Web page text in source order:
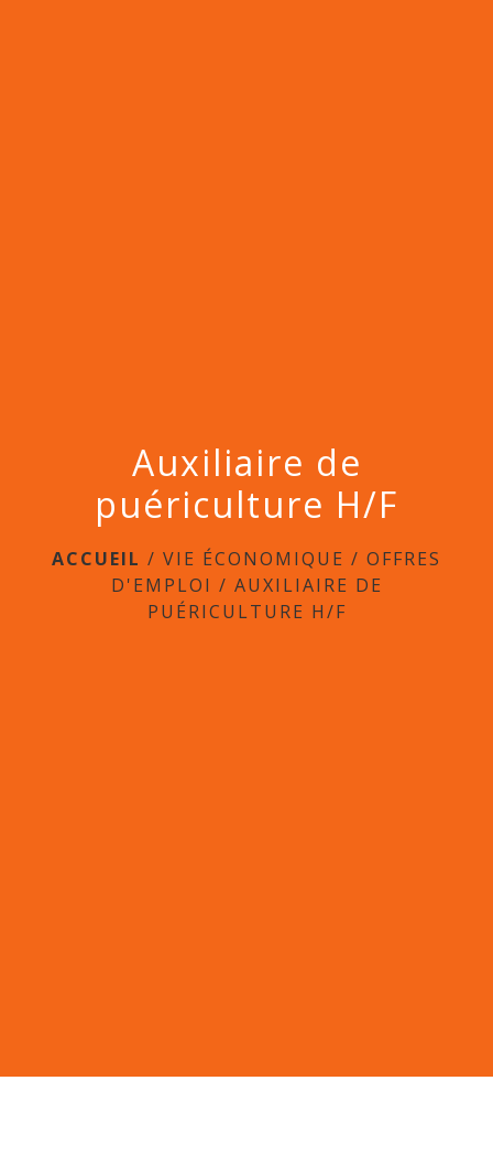
Auxiliaire de
puériculture H/F
ACCUEIL / VIE ÉCONOMIQUE / OFFRES
D'EMPLOI / AUXILIAIRE DE
PUÉRICULTURE H/F